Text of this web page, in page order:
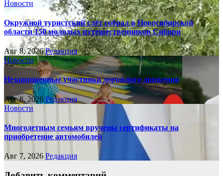
Новости
Окружной туристский слёт собрал в Новосибирской
области 150 молодых путешественников Сибири
Авг 8, 2026Редакция
Новости
Незащищенные участники дорожного движения
Авг 8, 2026 Редакция
Новости
Многодетным семьям вручены сертификаты на
приобретение автомобилей
Авг 7, 2026 Редакция